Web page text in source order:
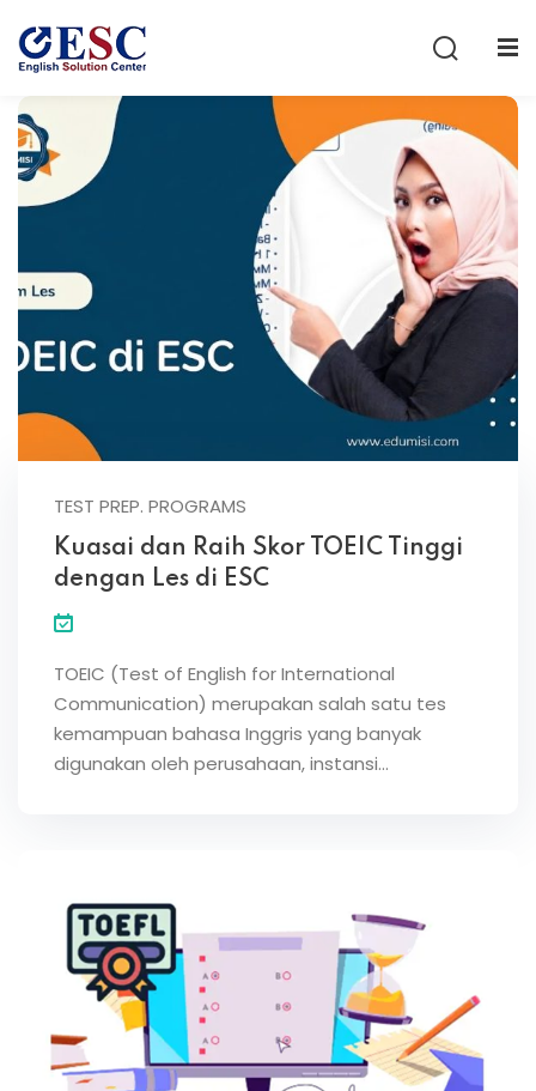
TEST PREP. PROGRAMS
Kuasai dan Raih Skor TOEIC Tinggi
dengan Les di ESC
TOEIC (Test of English for International
Communication) merupakan salah satu tes
kemampuan bahasa Inggris yang banyak
digunakan oleh perusahaan, instansi…
Sign in
Don’t have an account? Sign up
Remember me Lost your password?